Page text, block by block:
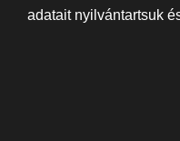
adatait nyilvántartsuk